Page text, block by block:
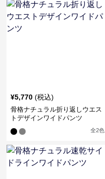
¥5,770 (税込)
骨格ナチュラル折り返しウエス
トデザインワイドパンツ
全2色